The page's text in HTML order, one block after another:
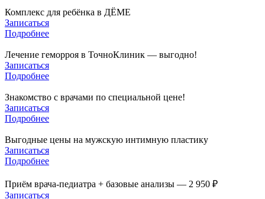
Комплекс для ребёнка в ДЁМЕ
Записаться
Подробнее
Лечение геморроя в ТочноКлиник — выгодно!
Записаться
Подробнее
Знакомство с врачами по специальной цене!
Записаться
Подробнее
Выгодные цены на мужскую интимную пластику
Записаться
Подробнее
Приём врача-педиатра + базовые анализы — 2 950 ₽
Записаться